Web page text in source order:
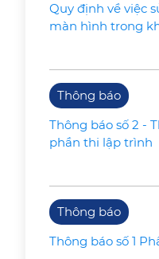
Quy định về việc
màn hình trong
Thông báo
Thông báo số 2 -
phần thi lập trình
Thông báo
Thông báo số 1